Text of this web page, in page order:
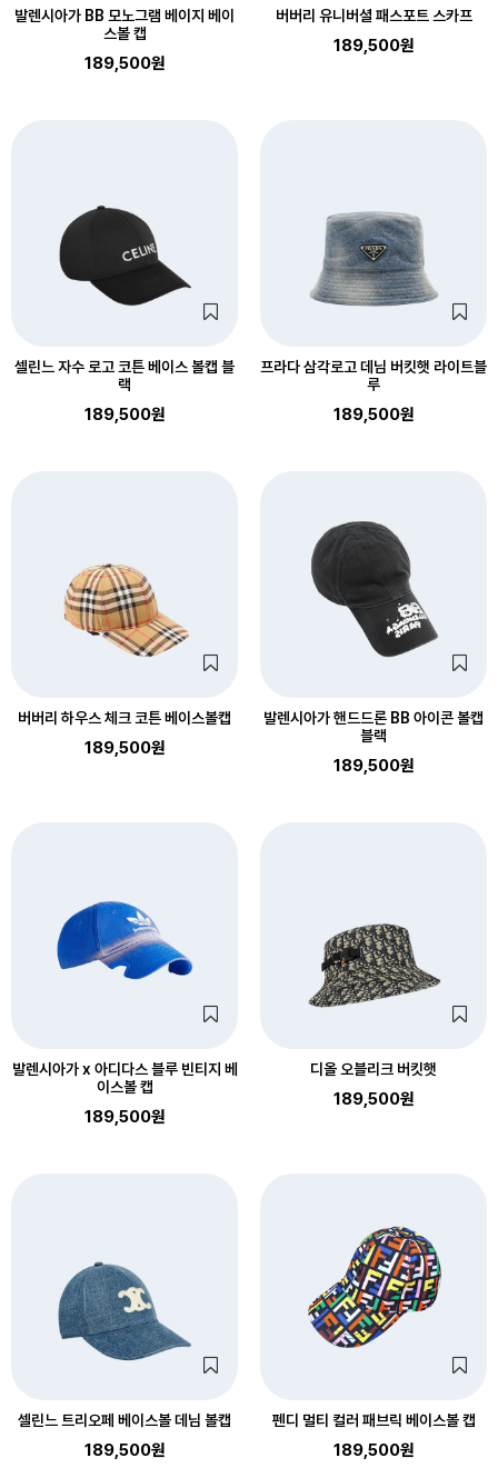
발렌시아가 BB 모노그램 베이지 베이
스볼 캡
189,500원
버버리 유니버셜 패스포트 스카프
189,500원
셀린느 자수 로고 코튼 베이스 볼캡 블
랙
189,500원
프라다 삼각로고 데님 버킷햇 라이트블
루
189,500원
버버리 하우스 체크 코튼 베이스볼캡
189,500원
발렌시아가 핸드드론 BB 아이콘 볼캡
블랙
189,500원
발렌시아가 x 아디다스 블루 빈티지 베
이스볼 캡
189,500원
디올 오블리크 버킷햇
189,500원
셀린느 트리오페 베이스볼 데님 볼캡
189,500원
펜디 멀티 컬러 패브릭 베이스볼 캡
189,500원